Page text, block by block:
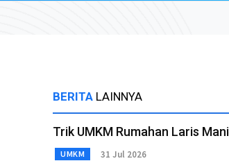
BERITA LAINNYA
Trik UMKM Rumahan Laris
UMKM 31 Jul 2026